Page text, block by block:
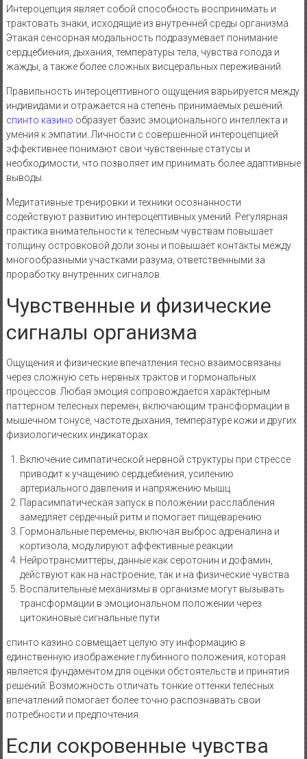
Интероцепция являет собой способность воспринимать и
трактовать знаки, исходящие из внутренней среды организма.
Этакая сенсорная модальность подразумевает понимание
сердцебиения, дыхания, температуры тела, чувства голода и
жажды, а также более сложных висцеральных переживаний.
Правильность интероцептивного ощущения варьируется между
индивидами и отражается на степень принимаемых решений.
спинто казино образует базис эмоционального интеллекта и
умения к эмпатии. Личности с совершенной интероцепцией
эффективнее понимают свои чувственные статусы и
необходимости, что позволяет им принимать более адаптивные
выводы.
Медитативные тренировки и техники осознанности
содействуют развитию интероцептивных умений. Регулярная
практика внимательности к телесным чувствам повышает
толщину островковой доли зоны и повышает контакты между
многообразными участками разума, ответственными за
проработку внутренних сигналов.
Чувственные и физические
сигналы организма
Ощущения и физические впечатления тесно взаимосвязаны
через сложную сеть нервных трактов и гормональных
процессов. Любая эмоция сопровождается характерным
паттерном телесных перемен, включающим трансформации в
мышечном тонусе, частоте дыхания, температуре кожи и других
физиологических индикаторах.
Включение симпатической нервной структуры при стрессе
приводит к учащению сердцебиения, усилению
артериального давления и напряжению мышц
Парасимпатическая запуск в положении расслабления
замедляет сердечный ритм и помогает пищеварению
Гормональные перемены, включая выброс адреналина и
кортизола, модулируют аффективные реакции
Нейротрансмиттеры, данные как серотонин и дофамин,
действуют как на настроение, так и на физические чувства
Воспалительные механизмы в организме могут вызывать
трансформации в эмоциональном положении через
цитокиновые сигнальные пути
спинто казино совмещает целую эту информацию в
единственную изображение глубинного положения, которая
является фундаментом для оценки обстоятельств и принятия
решений. Возможность отличать тонкие оттенки телесных
впечатлений помогает более точно распознавать свои
потребности и предпочтения.
Если сокровенные чувства